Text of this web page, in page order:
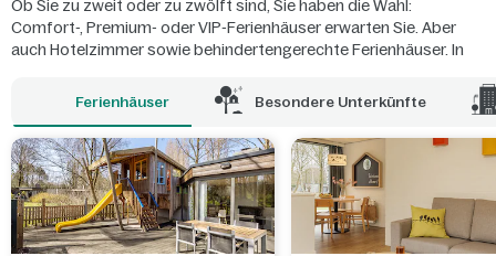
Ob Sie zu zweit oder zu zwölft sind, Sie haben die Wahl:
Comfort-, Premium- oder VIP-Ferienhäuser erwarten Sie. Aber
auch Hotelzimmer sowie behindertengerechte Ferienhäuser. In
Ihrem Hausboot oder Ihrer luxuriösen Suite am See aus.
Ferienhäuser Besondere Unterkünfte